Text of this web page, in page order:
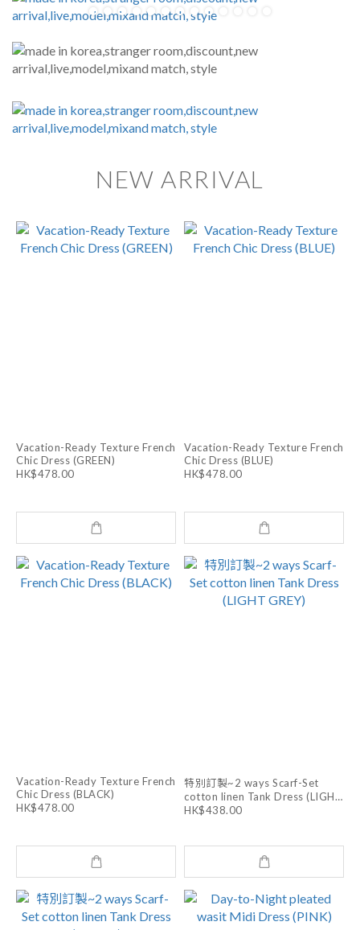
NEW ARRIVAL
Vacation-Ready Texture French
Chic Dress (GREEN)
HK$478.00
Vacation-Ready Texture French
Chic Dress (BLUE)
HK$478.00
Vacation-Ready Texture French
Chic Dress (BLACK)
HK$478.00
特別訂製~2 ways Scarf-Set
cotton linen Tank Dress (LIGHT
GREY)
HK$438.00